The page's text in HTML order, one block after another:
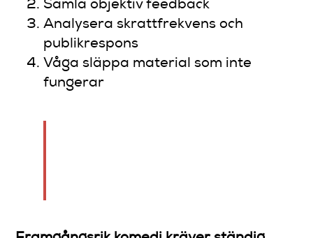
Samla objektiv feedback
Analysera skrattfrekvens och
publikrespons
Våga släppa material som inte
fungerar